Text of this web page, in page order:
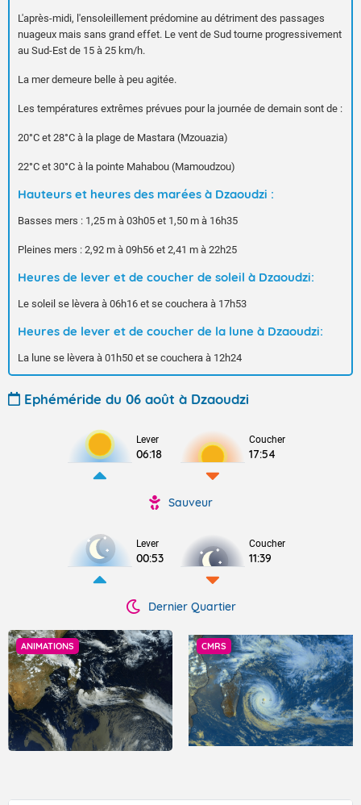
L'après-midi, l'ensoleillement prédomine au détriment des passages
nuageux mais sans grand effet. Le vent de Sud tourne progressivement
au Sud-Est de 15 à 25 km/h.
La mer demeure belle à peu agitée.
Les températures extrêmes prévues pour la journée de demain sont de :
20°C et 28°C à la plage de Mastara (Mzouazia)
22°C et 30°C à la pointe Mahabou (Mamoudzou)
Hauteurs et heures des marées à Dzaoudzi :
Basses mers : 1,25 m à 03h05 et 1,50 m à 16h35
Pleines mers : 2,92 m à 09h56 et 2,41 m à 22h25
Heures de lever et de coucher de soleil à Dzaoudzi:
Le soleil se lèvera à 06h16 et se couchera à 17h53
Heures de lever et de coucher de la lune à Dzaoudzi:
La lune se lèvera à 01h50 et se couchera à 12h24
Ephéméride du 06 août à Dzaoudzi
Lever
06:18
Coucher
17:54
Sauveur
Lever
00:53
Coucher
11:39
Dernier Quartier
ANIMATIONS CMRS